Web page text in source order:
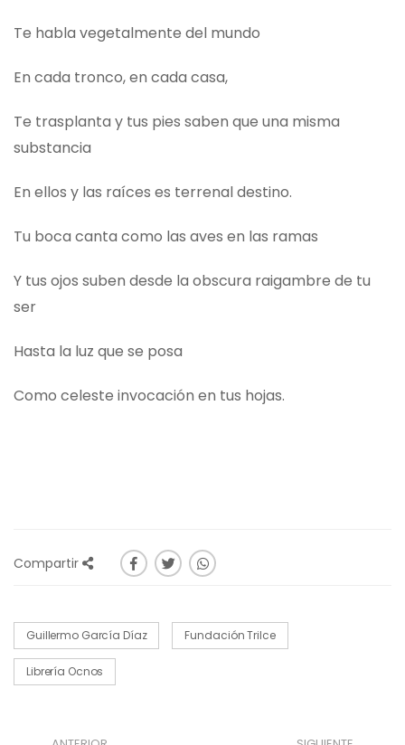
Te habla vegetalmente del mundo
En cada tronco, en cada casa,
Te trasplanta y tus pies saben que una misma
substancia
En ellos y las raíces es terrenal destino.
Tu boca canta como las aves en las ramas
Y tus ojos suben desde la obscura raigambre de tu
ser
Hasta la luz que se posa
Como celeste invocación en tus hojas.
Compartir
Guillermo García Díaz Fundación Trilce
Librería Ocnos